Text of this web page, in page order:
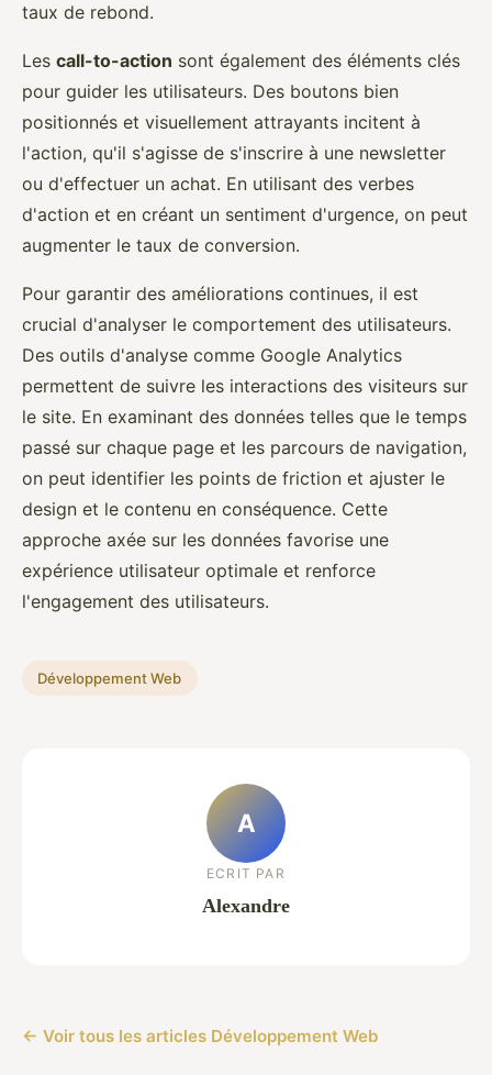
taux de rebond.
Les call-to-action sont également des éléments clés
pour guider les utilisateurs. Des boutons bien
positionnés et visuellement attrayants incitent à
l'action, qu'il s'agisse de s'inscrire à une newsletter
ou d'effectuer un achat. En utilisant des verbes
d'action et en créant un sentiment d'urgence, on peut
augmenter le taux de conversion.
Pour garantir des améliorations continues, il est
crucial d'analyser le comportement des utilisateurs.
Des outils d'analyse comme Google Analytics
permettent de suivre les interactions des visiteurs sur
le site. En examinant des données telles que le temps
passé sur chaque page et les parcours de navigation,
on peut identifier les points de friction et ajuster le
design et le contenu en conséquence. Cette
approche axée sur les données favorise une
expérience utilisateur optimale et renforce
l'engagement des utilisateurs.
Développement Web
A
ECRIT PAR
Alexandre
← Voir tous les articles Développement Web